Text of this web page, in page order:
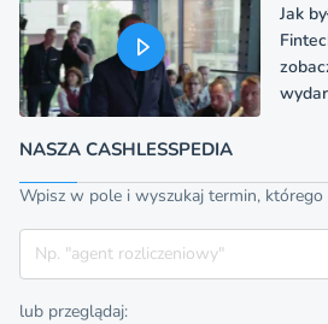
Jak
NASZA CASHLESSPEDIA
Wpisz w pole i wyszukaj termin, którego
Szukaj
lub przeglądaj: